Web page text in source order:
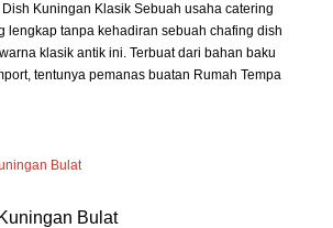
Kuningan Klasik Sebuah usaha catering
lengkap tanpa kehadiran sebuah chafing dish
klasik antik ini. Terbuat dari bahan baku
tentunya pemanas buatan Rumah Tempa
Bulat